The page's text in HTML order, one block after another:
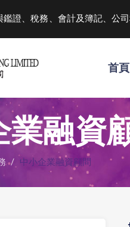
證、稅務、會計及簿記、公
首頁
業融資
/ 中小企業融資顧問